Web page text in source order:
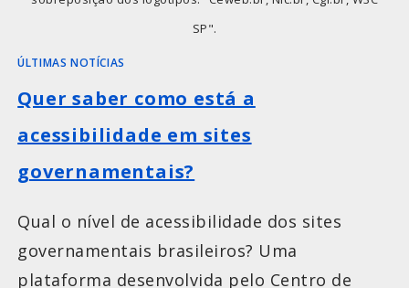
SP".
ÚLTIMAS NOTÍCIAS
Quer saber como está a
acessibilidade em sites
governamentais?
Qual o nível de acessibilidade dos sites
governamentais brasileiros? Uma
plataforma desenvolvida pelo Centro de